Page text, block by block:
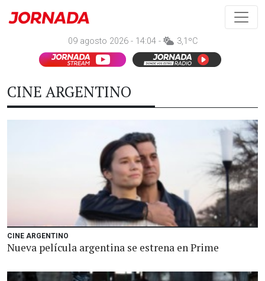
09 agosto 2026 - 14:04 - 3,1ºC
CINE ARGENTINO
CINE ARGENTINO
Nueva película argentina se estrena en Prime